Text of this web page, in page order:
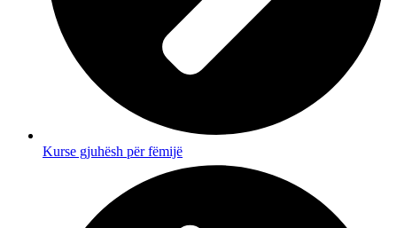
Kurse gjuhësh për fëmijë